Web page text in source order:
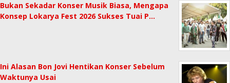
Bukan Sekadar Konser Musik Biasa, Mengapa
Konsep Lokarya Fest 2026 Sukses Tuai P…
Ini Alasan Bon Jovi Hentikan Konser Sebelum
Waktunya Usai